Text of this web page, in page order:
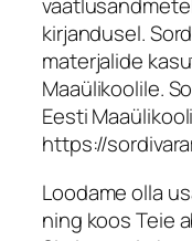
kirjandusel.
materjalide
Maaülikoolile.
Eesti
https://
Loodame olla
ning koos Teie